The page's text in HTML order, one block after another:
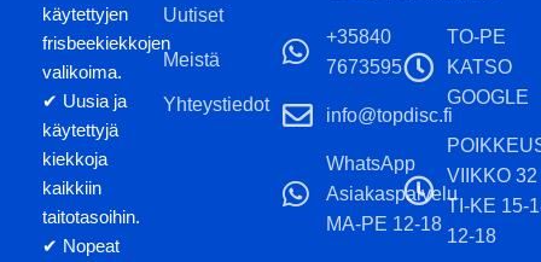
käytettyjen
frisbeekiekkojen
valikoima.
✔ Uusia ja
käytettyjä
kiekkoja
kaikkiin
taitotasoihin.
✔ Nopeat
Uutiset
Meistä
Yhteystiedot
+35840
7673595
info@topdisc.fi
WhatsApp
Asiakaspalvelu
MA-PE 12-18
TO-PE
KATSO
GOOGLE
VIIKKO 32
TI-KE 15-
12-18